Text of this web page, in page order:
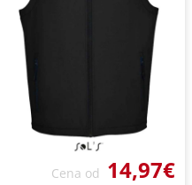
Cena od 14,97€